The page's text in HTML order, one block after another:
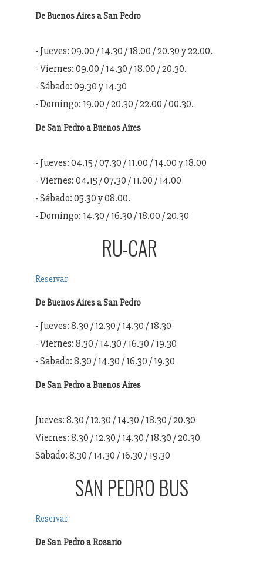
De Buenos Aires a San Pedro
- Jueves: 09.00 / 14.30 / 18.00 / 20.30 y 22.00.
- Viernes: 09.00 / 14.30 / 18.00 / 20.30.
- Sábado: 09.30 y 14.30
- Domingo: 19.00 / 20.30 / 22.00 / 00.30.
De San Pedro a Buenos Aires
- Jueves: 04.15 / 07.30 / 11.00 / 14.00 y 18.00
- Viernes: 04.15 / 07.30 / 11.00 / 14.00
- Sábado: 05.30 y 08.00.
- Domingo: 14.30 / 16.30 / 18.00 / 20.30
RU-CAR
Reservar
De Buenos Aires a San Pedro
- Jueves: 8.30 / 12.30 / 14.30 / 18.30
- Viernes: 8.30 / 14.30 / 16.30 / 19.30
- Sabado: 8.30 / 14.30 / 16.30 / 19.30
De San Pedro a Buenos Aires
Jueves: 8.30 / 12.30 / 14.30 / 18.30 / 20.30
Viernes: 8.30 / 12.30 / 14.30 / 18.30 / 20.30
Sábado: 8.30 / 14.30 / 16.30 / 19.30
SAN PEDRO BUS
Reservar
De San Pedro a Rosario